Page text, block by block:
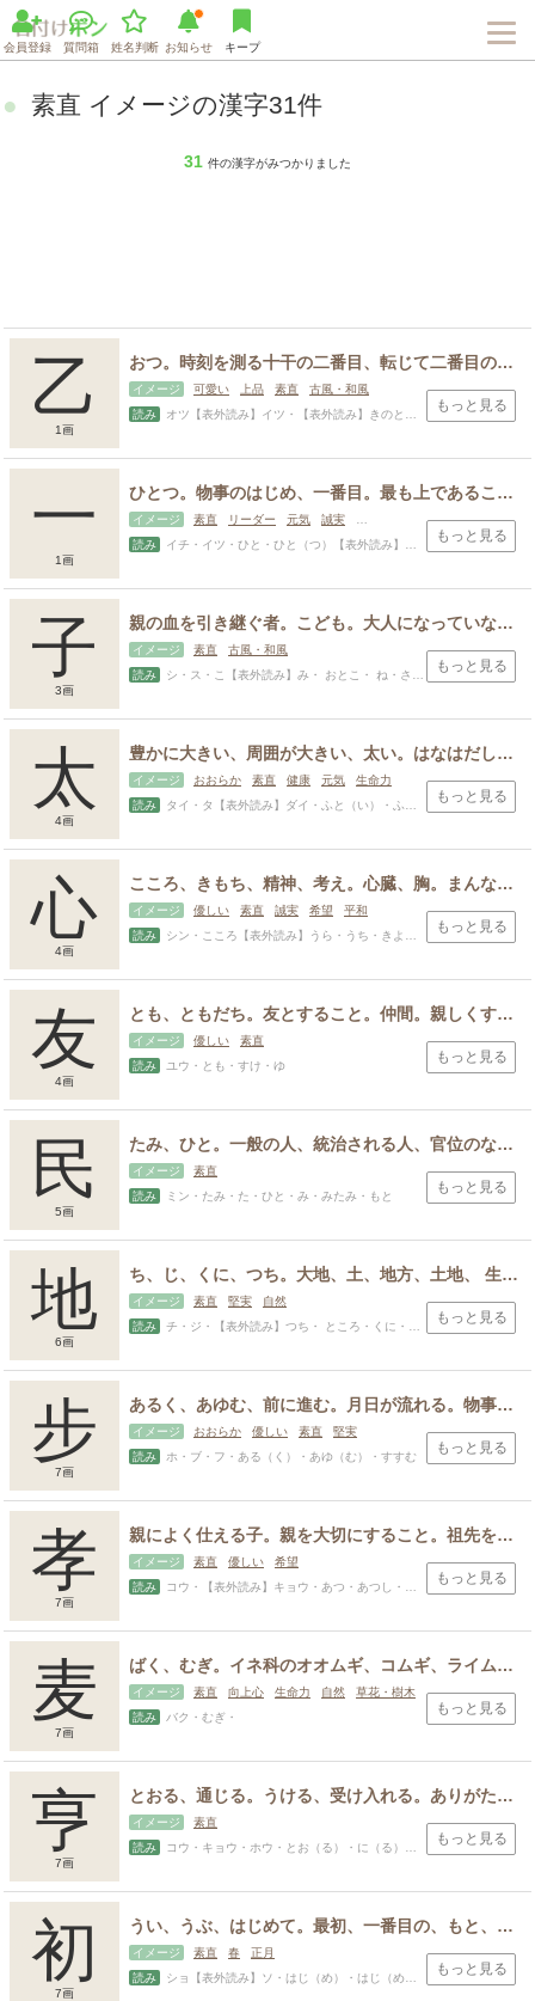
会員登録 質問箱 姓名判断 お知らせ キープ
素直 イメージの漢字31件
31 件の漢字がみつかりました
乙
1画
おつ。時刻を測る十干の二番目、転じて二番目のものを指す。幼い、かわいい。
イメージ 可愛い 上品 素直
古風・和風
読み
オツ【表外読み】イツ・【表外読み】きのと・ おと・お・き・くに・たか・つぎ・つぐ・と・とどむ
もっと見る
一
1画
ひとつ。物事のはじめ、一番目。最も上であること。始める、始まる。まとまった物事。
イメージ 素直 リーダー 元気 誠実
正月
読み
イチ・イツ・ひと・ひと（つ）【表外読み】はじ（め）・い・おさむ・くに・すすむ・ただ・ち・のぶ・はじむ・はじめ・ひ・ひじ・ひで・ひとし・まこと・まさし・もと・か・かず・かた・かつ
もっと見る
子
3画
親の血を引き継ぐ者。こども。大人になっていない者。養育する者。成人した男子の敬称、または自称。 思想家や哲学者の敬称（君子、孔子など）。その他に慈しむ、愛するという意味も
イメージ 素直
古風・和風
読み
シ・ス・こ【表外読み】み・ おとこ・ ね・さね・しげ・しげる・ただ・たね・たか・ちか・つぐ・とし・ね・み・みる・やす
もっと見る
太
4画
豊かに大きい、周囲が大きい、太い。はなはだしい。非常に。尊い人物、身分が高い人物の呼び名に添える語（太閤、皇太后）
イメージ おおらか 素直 健康 元気
生命力
読み
タイ・タ【表外読み】ダイ・ふと（い）・ふと（る）【表外読み】はなは（だ）・うず・おお・しろ・たか・と・ひろ・ひろし・ふと・ふとし・ます・み・もと
もっと見る
心
4画
こころ、きもち、精神、考え。心臓、胸。まんなか、中央、物事の中心、大事なこと、要。
イメージ 優しい 素直 誠実 希望
平和
読み
シン・こころ【表外読み】うら・うち・きよ・ご・ここ・ごり・さね・なか・まな・み・むね・もと
もっと見る
スポンサードリンク
友
4画
とも、ともだち。友とすること。仲間。親しくする、仲良くする、付き合う。仲が良い様子。助け合う様子。
イメージ 優しい
素直
読み
ユウ・とも・すけ・ゆ
もっと見る
民
5画
たみ、ひと。一般の人、統治される人、官位のない人。
イメージ
素直
読み
ミン・たみ・た・ひと・み・みたみ・もと
もっと見る
地
6画
ち、じ、くに、つち。大地、土、地方、土地、 生来のもの、本来身に備わっている性質、人の肌、きめ、加工や細工の土台、基となって支えている部分。
イメージ 素直 堅実
自然
読み
チ・ジ・【表外読み】つち・ ところ・くに・ただ
もっと見る
步
7画
あるく、あゆむ、前に進む。月日が流れる。物事が進行する、進み具合、進捗、程度、段階。歩き方、進み方。
イメージ おおらか 優しい 素直
堅実
読み
ホ・ブ・フ・ある（く）・あゆ（む）・すすむ
もっと見る
孝
7画
親によく仕える子。親を大切にすること。祖先を大切にすること、祖先を手厚くまつること。親や祖先から考えや目標などを受け継いだ人。
イメージ 素直 優しい
希望
読み
コウ・【表外読み】キョウ・あつ・あつし・たか・たかし・なり・のり・みち・もと・ゆき・よし
もっと見る
麦
7画
ばく、むぎ。イネ科のオオムギ、コムギ、ライムギ、エンバクなどの総称。踏まれるほど強い植物のため、強い人やもののたとえ。
イメージ 素直 向上心 生命力 自然
草花・樹木
読み
バク・むぎ・
もっと見る
亨
7画
とおる、通じる。うける、受け入れる。ありがたく受け取る。
イメージ
素直
読み
コウ・キョウ・ホウ・とお（る）・に（る）・あき・あきら・すすむ・ちか・とおる・とし・なお・なり・なが・みち・ゆき
もっと見る
初
7画
うい、うぶ、はじめて。最初、一番目の、もと、年が若く世間ずれしていないことやさま、純情、生まれたときのまま、自然のまま、ありのまま
イメージ 素直 春
正月
読み
ショ【表外読み】ソ・はじ（め）・はじ（めて）・はつ・うい・そ（める）【表外読み】うぶ・はじめ・もと
もっと見る